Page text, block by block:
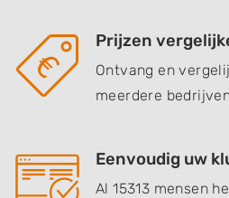
Prijzen
Ontvang en
meerdere
Eenvoudig uw
Al 15313 mensen